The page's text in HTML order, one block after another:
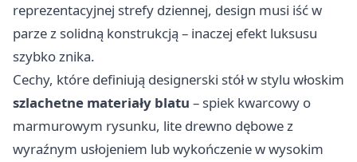
reprezentacyjnej strefy dziennej, design musi iść w
parze z solidną konstrukcją – inaczej efekt luksusu
szybko znika.
Cechy, które definiują designerski stół w stylu włoskim
szlachetne materiały blatu – spiek kwarcowy o
marmurowym rysunku, lite drewno dębowe z
wyraźnym usłojeniem lub wykończenie w wysokim